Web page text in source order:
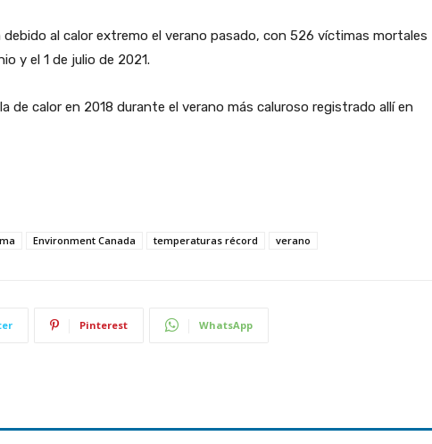
al calor extremo el verano pasado, con 526 víctimas mortales
y el 1 de julio de 2021.
de calor en 2018 durante el verano más caluroso registrado allí en
Environment Canada temperaturas récord verano
Pinterest WhatsApp